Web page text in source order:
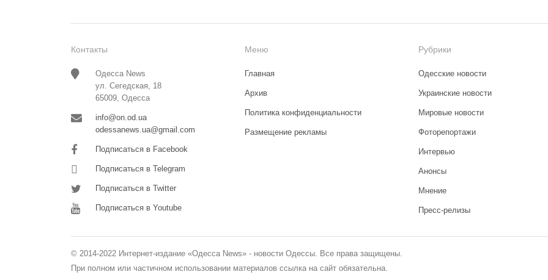
Контакты
Одесса News
ул. Сегедская, 18
65009, Одесса
info@on.od.ua
odessanews.ua@gmail.com
Подписаться в Facebook
Подписаться в Telegram
Подписаться в Twitter
Подписаться в Youtube
Меню
Главная
Архив
Политика конфиденциальности
Размещение рекламы
Рубрики
Одесские новости
Украинские новости
Мировые новости
Фоторепортажи
Интервью
Анонсы
Мнение
Пресс-релизы
© 2014-2022 Интернет-издание «Одесса News» - новости Одессы. Все права защищены.
При полном или частичном использовании материалов ссылка на сайт обязательна.